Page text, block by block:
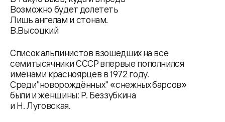
Возможно будет долететь
Лишь ангелам и стонам.
В.Высоцкий
Список альпинистов взошедших на все
семитысячники СССР впервые пополнился
именами красноярцев в 1972 году.
Среди"новорождённых" «снежных барсов»
были и женщины: Р. Беззубкина
и Н. Луговская.